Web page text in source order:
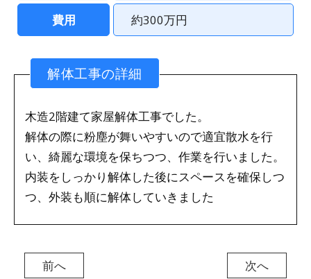
費用 約300万円
解体工事の詳細
木造2階建て家屋解体工事でした。
解体の際に粉塵が舞いやすいので適宜散水を行
い、綺麗な環境を保ちつつ、作業を行いました。
内装をしっかり解体した後にスペースを確保しつ
つ、外装も順に解体していきました
前へ 次へ